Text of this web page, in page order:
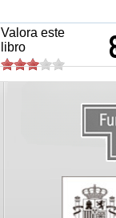
Valora este
libro